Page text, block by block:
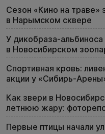
Сезон «Кино на
в Нарымском сквере
У дикобраза-
в Новосибирском
Спортивная кровь:
акции у «Сибирь-
Как звери в
летнюю жару:
Первые птицы начали